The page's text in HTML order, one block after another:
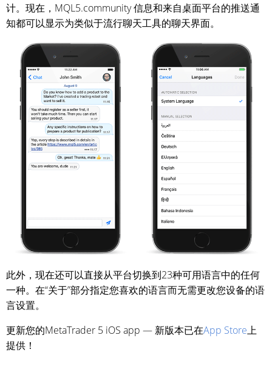
计。现在，MQL5.community 信息和来自桌面平台的推送通
知都可以显示为类似于流行聊天工具的聊天界面。
此外，现在还可以直接从平台切换到23种可用语言中的任何
一种。在“关于”部分指定您喜欢的语言而无需更改您设备的语
言设置。
更新您的MetaTrader 5 iOS app — 新版本已在App Store上
提供！